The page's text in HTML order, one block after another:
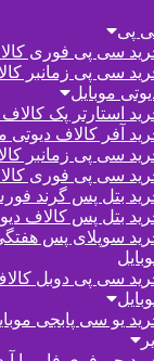
پی
سی پی فوری
سی پی زمانبر
موبایل
استارتر پک کالاف
آفر کالاف دیوتی
سی پی زمانبر
سی پی فوری
بتل پس گرند
بتل پس کالاف
سوپلای پس
سی پی دوبل
یو سی پابجی